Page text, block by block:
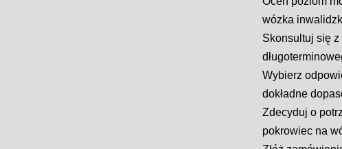
wózka
Skonsultuj się
Wybierz
dokładne
Zdecyduj o
pokrowiec na